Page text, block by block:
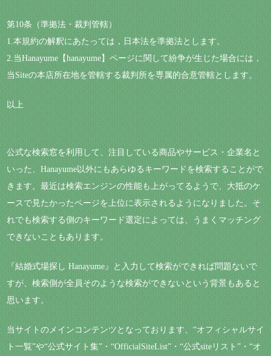
第10条（準拠法・裁判管轄）
1.本規約の解釈にあたっては，日本法を準拠法とします。
2.当Hanayume【hanayume】ページに関して紛争が生じた場合には，
当Siteの本店所在地を管轄する裁判所を専属的合意管轄とします。
以上
公式な検索窓を利用して、注目している商品やサービス・企業名と
いった、Hanayume以外にもあらゆるキーワードを検索することがで
きます。最近は検索エンジンの性能も上がってるようで、大抵のケ
ースで見たかったページを上位に表示されるようになりました。そ
れでも検索する側のキーワード選定によっては、うまくマッチング
できないこともあります。
『結婚式場探し Hanayume』と入力して検索ができれば問題ないで
すが、検索側が全員そのような検索ができないという背景もあると
思います。
当サイトのメインコンテンツとなっております、“オフィシャルサイ
ト一覧”や“公式サイト集”・“OfficialSiteList”・“公式siteリスト”・“オ